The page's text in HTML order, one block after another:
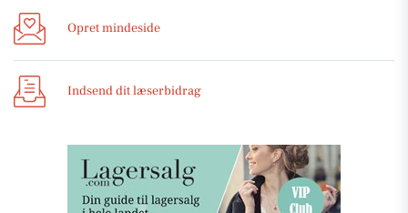
Opret mindeside
Indsend dit læserbidrag